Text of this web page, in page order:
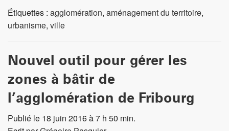
Étiquettes : agglomération, aménagement du territoire,
urbanisme, ville
Nouvel outil pour gérer les
zones à bâtir de
l’agglomération de Fribourg
Publié le 18 juin 2016 à 7 h 50 min.